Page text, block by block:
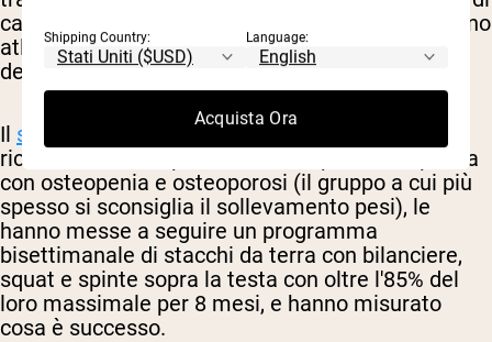
camminata è migliorata di quasi il 50%. Non erano
atleti. Erano persone a cui per decenni era stato
detto che i loro giorni migliori erano passati.
Il studio LIFTMOR
è altrettanto istruttivo. I
ricercatori hanno preso donne in postmenopausa
con osteopenia e osteoporosi (il gruppo a cui più
spesso si sconsiglia il sollevamento pesi), le
hanno messe a seguire un programma
bisettimanale di stacchi da terra con bilanciere,
squat e spinte sopra la testa con oltre l'85% del
loro massimale per 8 mesi, e hanno misurato
cosa è successo.
Shipping Country: Language:
Acquista Ora